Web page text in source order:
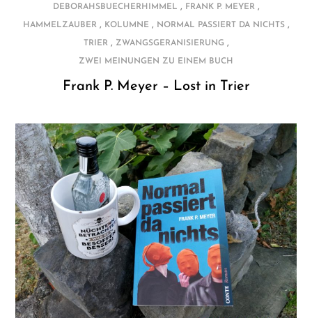
DEBORAHSBUECHERHIMMEL , FRANK P. MEYER,
HAMMELZAUBER, KOLUMNE , NORMAL PASSIERT DA NICHTS,
TRIER, ZWANGSGERANISIERUNG ,
ZWEI MEINUNGEN ZU EINEM BUCH
Frank P. Meyer – Lost in Trier